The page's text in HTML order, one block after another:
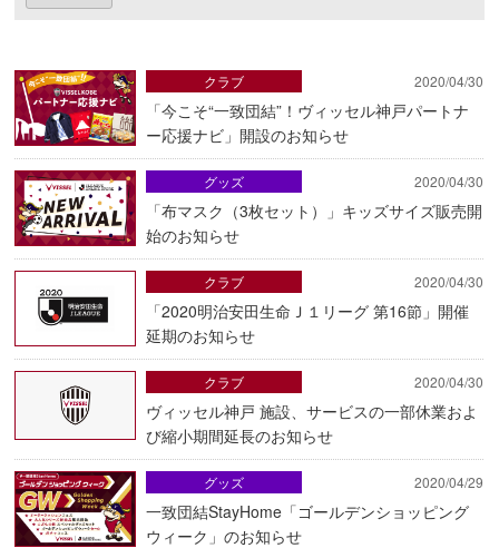
2020/04/30
「今こそ“一致団結”！ヴィッセル神戸パートナ
ー応援ナビ」開設のお知らせ
クラブ
2020/04/30
「布マスク（3枚セット）」キッズサイズ販売開
始のお知らせ
グッズ
2020/04/30
「2020明治安田生命Ｊ１リーグ 第16節」開催
延期のお知らせ
クラブ
2020/04/30
ヴィッセル神戸 施設、サービスの一部休業およ
び縮小期間延長のお知らせ
クラブ
2020/04/29
一致団結StayHome「ゴールデンショッピング
ウィーク」のお知らせ
グッズ